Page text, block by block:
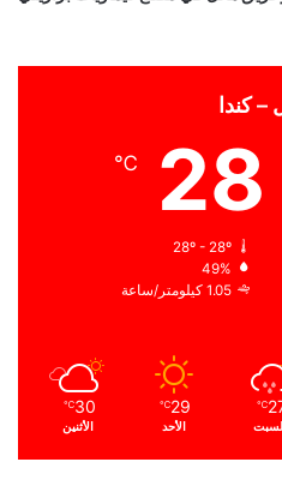
كندا
28
℃
28º - 28º
49%
1.05 كيلومتر/ساعة
℃
29
℃
الأحد
30
℃
الأثنين